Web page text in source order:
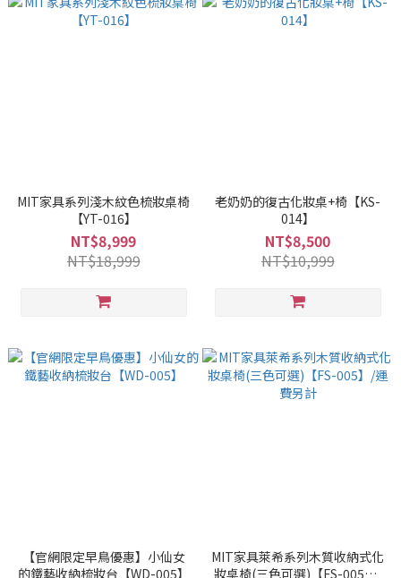
MIT家具系列淺木紋色梳妝桌椅
【YT-016】
NT$8,999
NT$18,999
老奶奶的復古化妝桌+椅【KS-
014】
NT$8,500
NT$10,999
【官網限定早鳥優惠】小仙女
的鐵藝收納梳妝台【WD-005】
MIT家具萊希系列木質收納式化
妝桌椅(三色可選)【FS-005】/